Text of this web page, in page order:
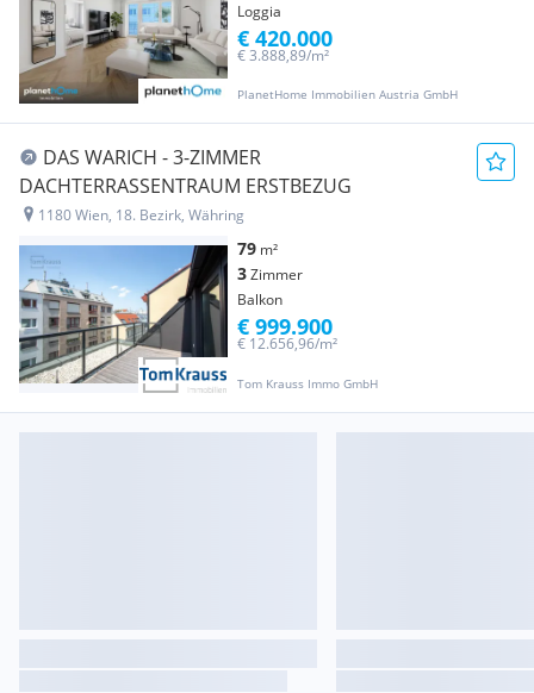
Loggia
PlanetHome Immobilien Austria GmbH
€ 3.888,89/m²
€ 420.000
DAS WARICH - 3-ZIMMER
DACHTERRASSENTRAUM ERSTBEZUG
1180 Wien, 18. Bezirk, Währing
79 m²
3Zimmer
Balkon
Tom Krauss Immo GmbH
€ 12.656,96/m²
€ 999.900